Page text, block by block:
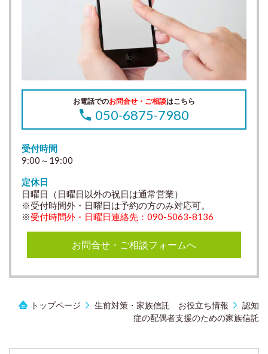
お電話でのお問合せ・ご相談はこちら
050-6875-7980
受付時間
9:00～19:00
定休日
日曜日（日曜日以外の祝日は通常営業）
※受付時間外・日曜日は予約の方のみ対応可。
※受付時間外・日曜日連絡先：090-5063-8136
お問合せ・ご相談フォームへ
トップページ 生前対策・家族信託 お役立ち情報
認知
症の配偶者支援のための家族信託